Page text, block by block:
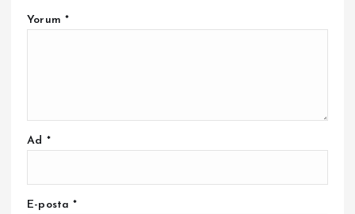
Yorum *
Ad *
E-posta*